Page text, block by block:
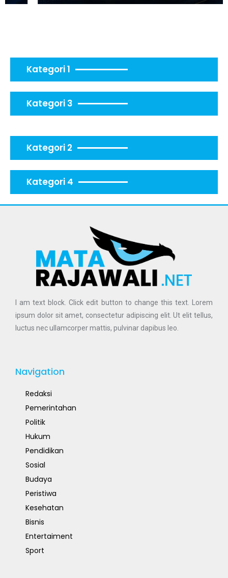
Kategori 1
Kategori 3
Kategori 2
Kategori 4
I am text block. Click edit button to change this text. Lorem
ipsum dolor sit amet, consectetur adipiscing elit. Ut elit tellus,
luctus nec ullamcorper mattis, pulvinar dapibus leo.
Navigation
Redaksi
Pemerintahan
Politik
Hukum
Pendidikan
Sosial
Budaya
Peristiwa
Kesehatan
Bisnis
Entertaiment
Sport